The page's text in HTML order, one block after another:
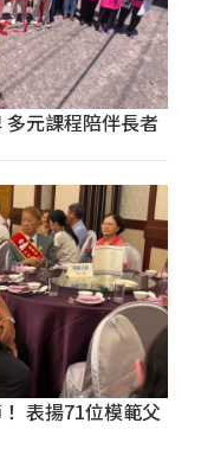
元課程陪伴長者
表揚71位模範父